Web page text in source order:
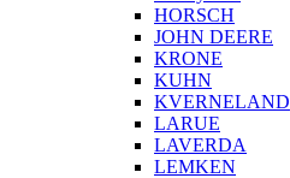
HORSCH
JOHN DEERE
KRONE
KUHN
KVERNELAND
LARUE
LAVERDA
LEMKEN